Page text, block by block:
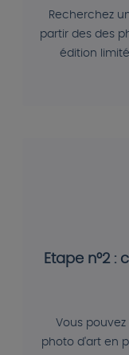
Recherchez
partir des des
édition
Etape n°2
Vous
photo d'art en